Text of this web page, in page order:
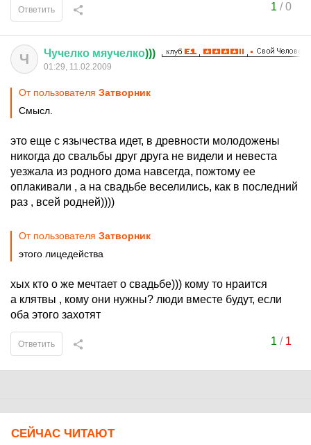
1 /0
Ответить
Ч Чучелко мяучелко)))
01:29, 11.02.2009
От пользователя Затворник
Смысл.
это еще с язычества идет, в древности молодожены
никогда до свальбы друг друга не видели и невеста
уезжала из родного дома навсегда, пожтому ее
оплакивали , а на свадьбе веселились, как в последний
раз , всей родней))))
От пользователя Затворник
этого лицедейства
хых кто о же мечтает о свадьбе))) кому то нраится
а клятвы , кому они нужны? люди вместе будут, если
оба этого захотят
1 / 1
Ответить
СЕЙЧАС ЧИТАЮТ